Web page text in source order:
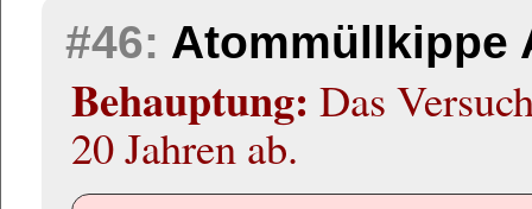
#46: Atommüllkippe
Behauptung: Das
20 Jahren ab.